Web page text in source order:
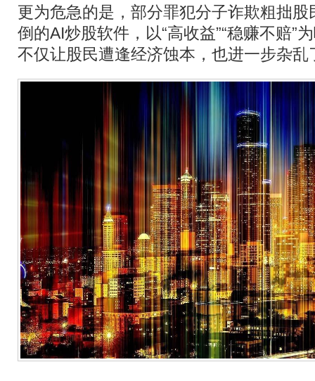
更为危急的是，部分罪犯分子诈欺粗拙
倒的AI炒股软件，以“高收益”“稳赚不赔”
不仅让股民遭逢经济蚀本，也进一步杂乱